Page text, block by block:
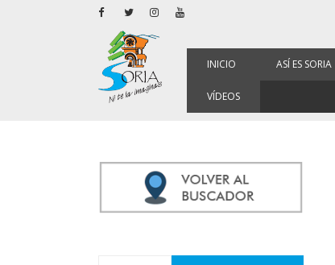
INICIO ASÍ ES SORIA
VÍDEOS